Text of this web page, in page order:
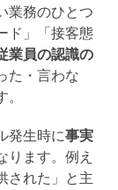
業務のひとつ
ド」「接客態
業員の認識の
た・言わな
発生時に事実
ります。例え
された」と主